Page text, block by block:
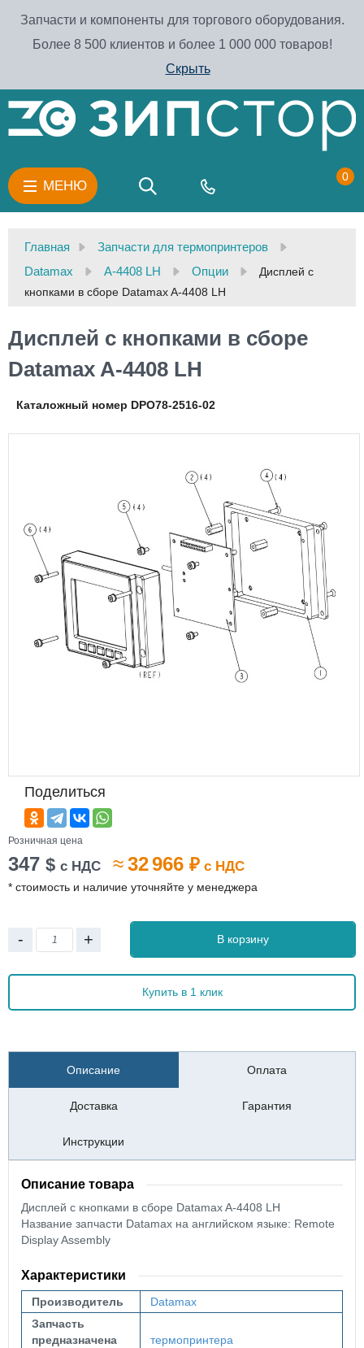
Запчасти и компоненты для торгового оборудования.
Более 8 500 клиентов и более 1 000 000 товаров!
Скрыть
МЕНЮ
0
Главная
Запчасти для термопринтеров
Datamax
A-4408 LH Опции
Дисплей с
кнопками в сборе Datamax A-4408 LH
Дисплей с кнопками в сборе
Datamax A-4408 LH
Каталожный номер DPO78-2516-02
Поделиться
Розничная цена
347 $ с НДС ≈32 966 ₽ с НДС
* стоимость и наличие уточняйте у менеджера
- + В корзину
Купить в 1 клик
Описание Оплата
Доставка Гарантия
Инструкции
Описание товара
Дисплей с кнопками в сборе Datamax A-4408 LH
Название запчасти Datamax на английском языке: Remote
Display Assembly
Характеристики
Производитель
Datamax
Запчасть
предназначена
термопринтера